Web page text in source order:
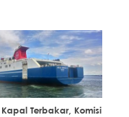
Terbakar, Komisi